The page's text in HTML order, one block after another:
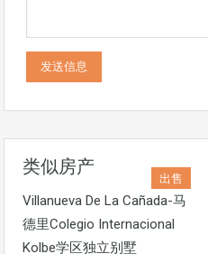
类似房产
出售
Villanueva De La Cañada-马
德里Colegio Internacional
Kolbe学区独立别墅